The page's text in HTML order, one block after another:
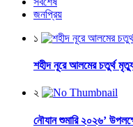
জনপ্রিয়
১
শহীদ নূরে আলমের চতুর্থ
২
নৌযান শুমারি ২০২৬’